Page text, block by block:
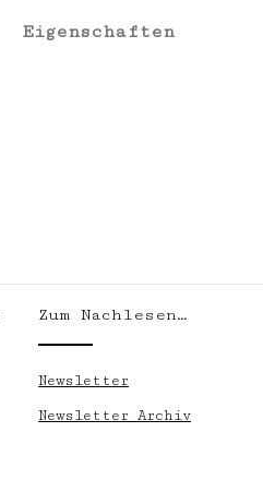
Eigenschaften
Zum Nachlesen…
Newsletter
Newsletter Archiv